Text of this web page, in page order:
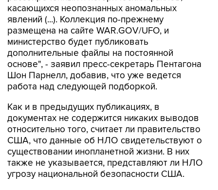
размещена на сайте WAR.GOV/UFO, и
министерство будет публиковать
дополнительные файлы на постоянной
основе", - заявил пресс-секретарь Пентагона
Шон Парнелл, добавив, что уже ведется
работа над следующей подборкой.
Как и в предыдущих публикациях, в
относительно того, считает ли правительство
США, что данные об НЛО свидетельствуют о
существовании инопланетной жизни. В них
также не указывается, представляют ли НЛО
угрозу национальной безопасности США.
В Пентагоне подчеркивают, что публикация